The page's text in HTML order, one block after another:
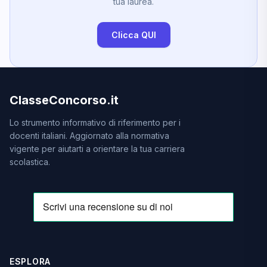
Clicca QUI
ClasseConcorso.it
Lo strumento informativo di riferimento per i
docenti italiani. Aggiornato alla normativa
vigente per aiutarti a orientare la tua carriera
scolastica.
ESPLORA